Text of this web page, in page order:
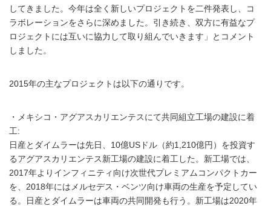
してきました。今年は全く新しいプロジェクトを二件発表し、コ
ラボレーションをさらに深めました。引き続き、双方に有益なプ
ロジェクトには互いに協力して取り組んでいきます」とコメント
しました。
2015年の主なプロジェクトは以下の通りです。
・メキシコ・アグアスカリエンテスにて共同組立工場の建設に着
工:
日産とダイムラーは先日、10億USドル（約1,210億円）を投資す
るアグアスカリエンテス新工場の建設に着工した。新工場では、
2017年よりインフィニティ向け次世代プレミアムコンパクトカー
を、2018年にはメルセデス・ベンツ向け車両の生産を予定してい
る。日産とダイムラーは車両の共同開発も行う。新工場は2020年